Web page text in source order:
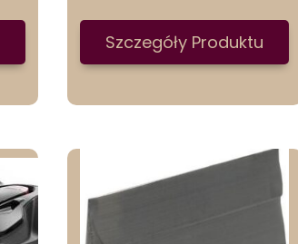
Szczegóły Produktu